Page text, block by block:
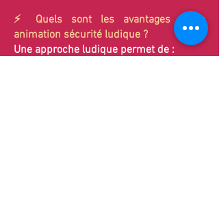
⚡ Quels sont les avantages d’une
animation sécurité ludique ?
Une approche ludique permet de :